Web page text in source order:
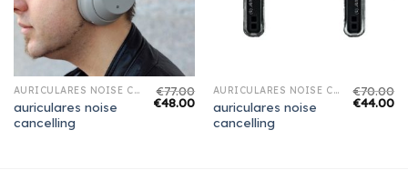
AURICULARES NOISE CANCELLING
auriculares noise
cancelling
€77.00
€48.00
AURICULARES NOISE CANCELLING
auriculares noise
cancelling
€70.00
€44.00